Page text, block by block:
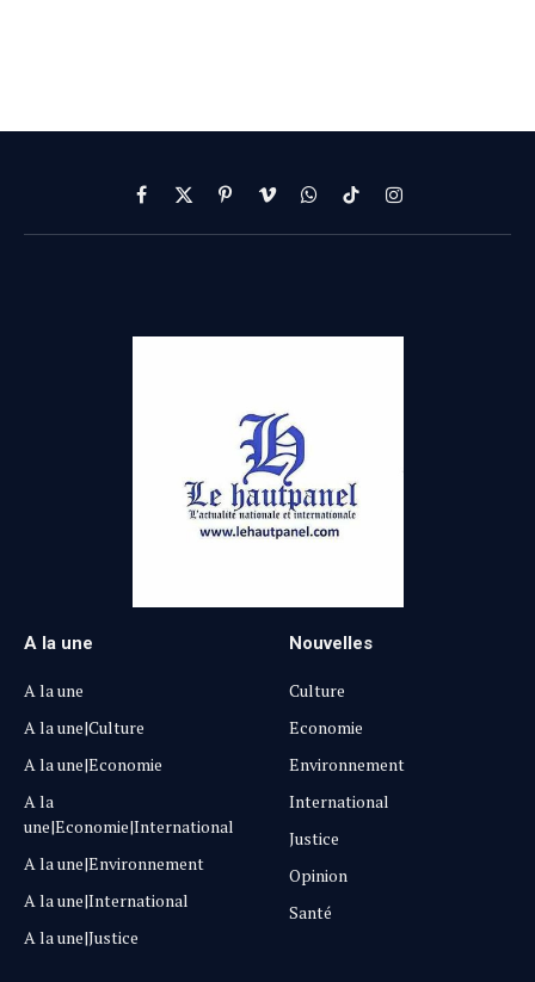
Facebook
X
(Twitter)
PinterestVimeoWhatsApp
TikTokInstagram
A la une
A la une
A la une|Culture
A la une|Economie
A la
une|Economie|International
A la une|Environnement
A la une|International
A la une|Justice
Nouvelles
Culture
Economie
Environnement
International
Justice
Opinion
Santé